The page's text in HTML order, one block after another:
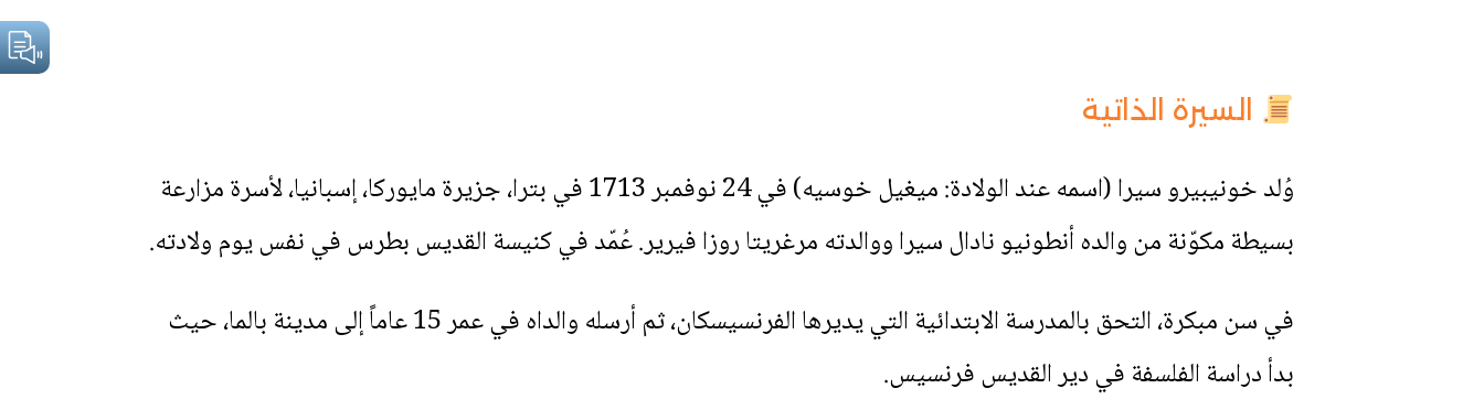
السيرة الذاتية
وُلد خونيبيرو سيرا (اسمه عند الولادة: ميغيل خوسيه) في 24 نوفمبر 1713 في بترا، جزيرة مايوركا، إسبانيا، لأسرة مزارعة
بسيطة مكوّنة من والده أنطونيو نادال سيرا ووالدته مرغريتا روزا فيرير. عُمّد في كنيسة القديس بطرس في نفس يوم ولادته.
في سن مبكرة، التحق بالمدرسة الابتدائية التي يديرها الفرنسيسكان، ثم أرسله والداه في عمر 15 عاماً إلى مدينة بالما، حيث
بدأ دراسة الفلسفة في دير القديس فرنسيس.